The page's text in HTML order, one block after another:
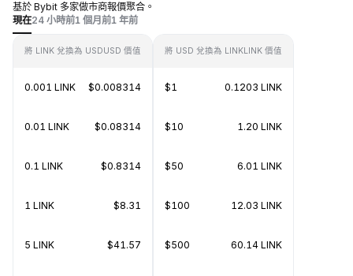
基於 Bybit 多家做市商報價聚合。
現在24 小時前1 個月前1 年前
將 LINK 兌換為 USDUSD 價值
0.001 LINK $0.008314
0.01 LINK $0.08314
0.1 LINK $0.8314
1 LINK $8.31
5 LINK $41.57
將 USD 兌換為 LINKLINK 價值
$1 0.1203 LINK
$10 1.20 LINK
$50 6.01 LINK
$100 12.03 LINK
$500 60.14 LINK